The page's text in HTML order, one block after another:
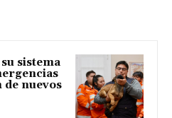
sistema
nuevos